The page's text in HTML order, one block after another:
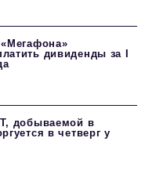
дивиденды за I
добываемой в
в четверг у